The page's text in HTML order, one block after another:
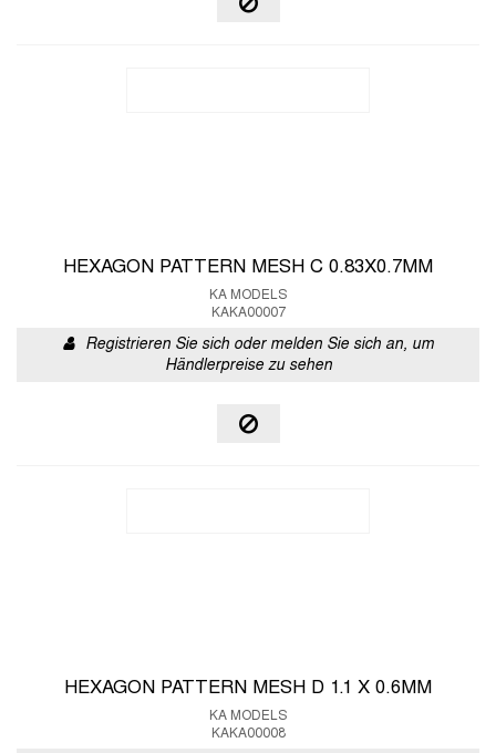
HEXAGON PATTERN MESH C 0.83X0.7MM
KA MODELS
KAKA00007
Registrieren Sie sich oder melden Sie sich an, um
Händlerpreise zu sehen
HEXAGON PATTERN MESH D 1.1 X 0.6MM
KA MODELS
KAKA00008